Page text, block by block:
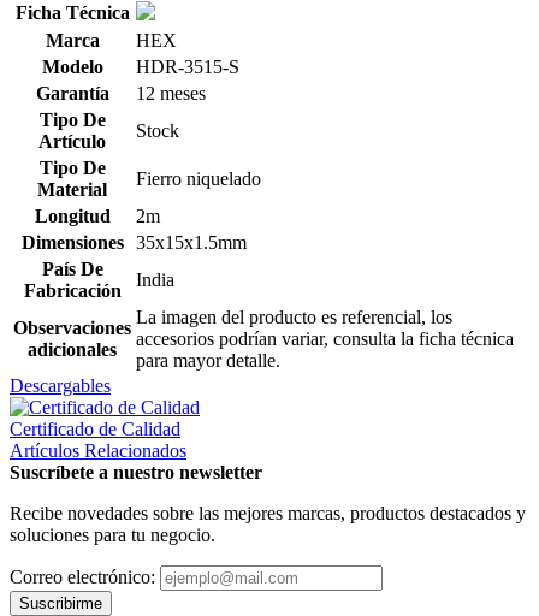
Ficha Técnica
Marca
HEX
Modelo
HDR-3515-S
Garantía
12 meses
Tipo De
Artículo
Stock
Tipo De
Material
Fierro niquelado
Longitud
2m
Dimensiones
35x15x1.5mm
País De
Fabricación
India
Observaciones
adicionales
La imagen del producto es referencial, los
accesorios podrían variar, consulta la ficha técnica
para mayor detalle.
Descargables
Certificado de Calidad
Artículos Relacionados
Suscríbete a nuestro newsletter
Recibe novedades sobre las mejores marcas, productos destacados y
soluciones para tu negocio.
Correo electrónico:
Suscribirme